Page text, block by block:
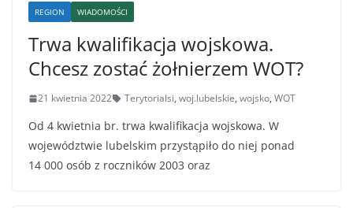
REGION WIADOMOŚCI
Trwa kwalifikacja wojskowa.
Chcesz zostać żołnierzem WOT?
21 kwietnia 2022 Terytorialsi, woj.lubelskie, wojsko, WOT
Od 4 kwietnia br. trwa kwalifikacja wojskowa. W
województwie lubelskim przystąpiło do niej ponad
14 000 osób z roczników 2003 oraz